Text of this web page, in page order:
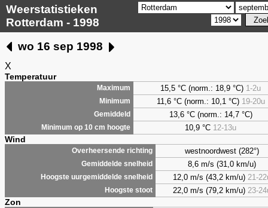
Weerstatistieken
Rotterdam - 1998
wo 16 sep 1998
X
Temperatuur
Maximum 15,5 °C (norm.: 18,9 °C) 1-2u
Minimum 11,6 °C (norm.: 10,1 °C) 19-20u
Gemiddeld 13,6 °C (norm.: 14,7 °C)
Minimum op 10 cm hoogte 10,9 °C 12-13u
Wind
Overheersende richting westnoordwest (282°)
Gemiddelde snelheid 8,6 m/s (31,0 km/u)
Hoogste uurgemiddelde snelheid 12,0 m/s (43,2 km/u) 21-
Hoogste stoot 22,0 m/s (79,2 km/u) 23-
Zon